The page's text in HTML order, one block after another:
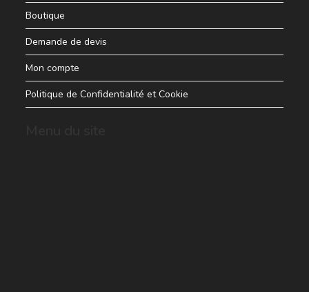
Boutique
Demande de devis
Mon compte
Politique de Confidentialité et Cookie